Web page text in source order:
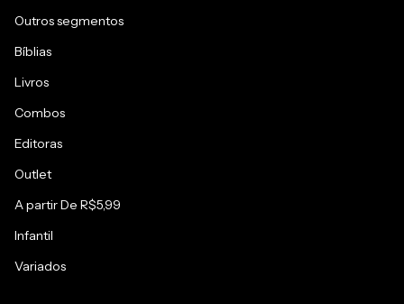
Outros segmentos
Bíblias
Livros
Combos
Editoras
Outlet
A partir De R$5,99
Infantil
Variados